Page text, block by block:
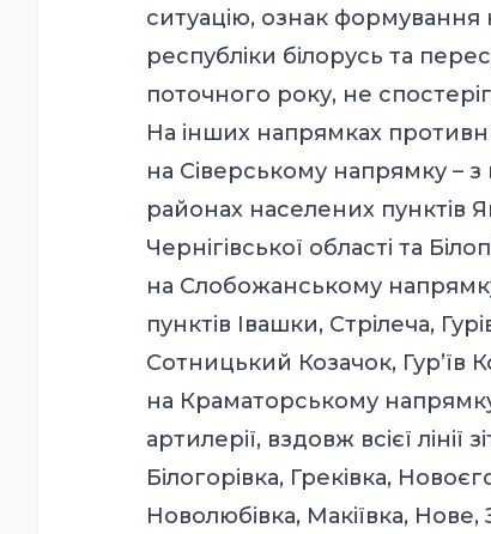
ситуацію, ознак формування
республіки білорусь та
поточного року, не
На інших напрямках
на Сіверському напрямку – з
районах населених пунктів
Чернігівської області та
на Слобожанському
пунктів Івашки, Стрілеча,
Сотницький Козачок, Гур’їв
на Краматорському напрямку
артилерії, вздовж всієї
Білогорівка, Греківка,
Новолюбівка, Макіївка,